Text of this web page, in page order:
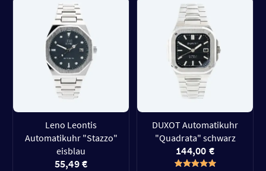
Leno Leontis
Automatikuhr "Stazzo"
eisblau
55,49 €
DUXOT Automatikuhr
"Quadrata" schwarz
144,00 €